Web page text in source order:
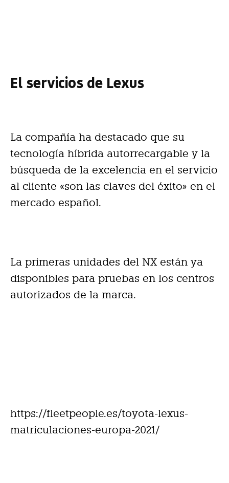
El servicios de Lexus
La compañía ha destacado que su
tecnología híbrida autorrecargable y la
búsqueda de la excelencia en el servicio
al cliente «son las claves del éxito» en el
mercado español.
La primeras unidades del NX están ya
disponibles para pruebas en los centros
autorizados de la marca.
https://fleetpeople.es/toyota-lexus-
matriculaciones-europa-2021/